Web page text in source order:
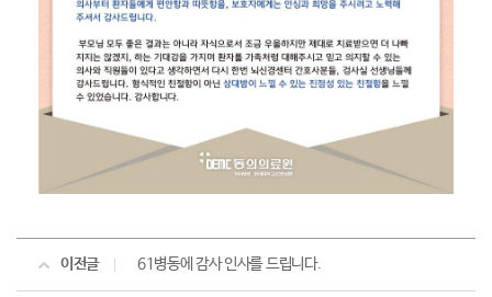
이전글 61병동에 감사 인사를 드립니다.